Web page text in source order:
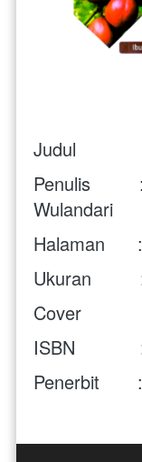
Judul
Penulis         :
Wulandari
Halaman
Ukuran
Cover
ISBN
Penerbit